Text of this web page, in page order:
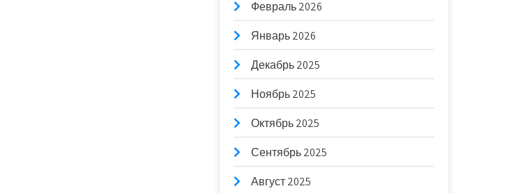
Февраль 2026
Январь 2026
Декабрь 2025
Ноябрь 2025
Октябрь 2025
Сентябрь 2025
Август 2025